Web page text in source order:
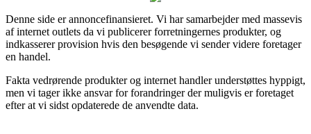
Denne side er annoncefinansieret. Vi har samarbejder med massevis
af internet outlets da vi publicerer forretningernes produkter, og
indkasserer provision hvis den besøgende vi sender videre foretager
en handel.
Fakta vedrørende produkter og internet handler understøttes hyppigt,
men vi tager ikke ansvar for forandringer der muligvis er foretaget
efter at vi sidst opdaterede de anvendte data.